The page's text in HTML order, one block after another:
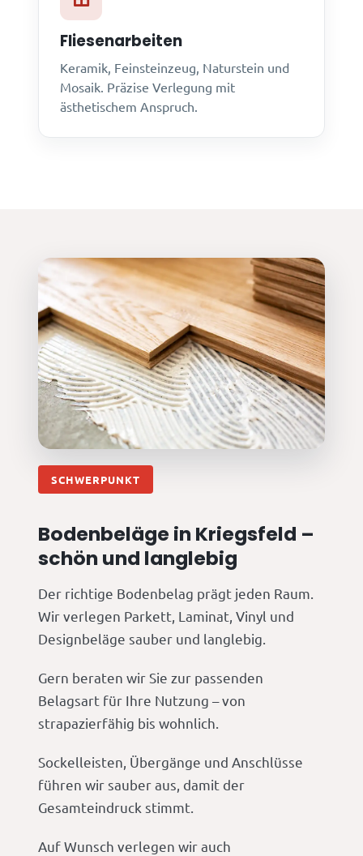
Fliesenarbeiten
Keramik, Feinsteinzeug, Naturstein und
Mosaik. Präzise Verlegung mit
ästhetischem Anspruch.
SCHWERPUNKT
Bodenbeläge in Kriegsfeld –
schön und langlebig
Der richtige Bodenbelag prägt jeden Raum.
Wir verlegen Parkett, Laminat, Vinyl und
Designbeläge sauber und langlebig.
Gern beraten wir Sie zur passenden
Belagsart für Ihre Nutzung – von
strapazierfähig bis wohnlich.
Sockelleisten, Übergänge und Anschlüsse
führen wir sauber aus, damit der
Gesamteindruck stimmt.
Auf Wunsch verlegen wir auch